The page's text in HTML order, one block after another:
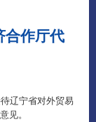
合作厅代
辽宁省对外贸易
见。